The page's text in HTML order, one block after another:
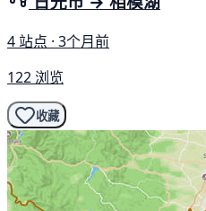
4 站点 · 3个月前
122 浏览
收藏